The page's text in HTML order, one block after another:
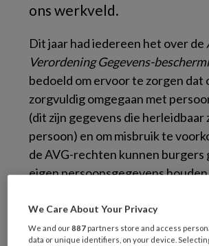
ons werkveld.
Dit jaar had iedereen het over de
Verordening Gegevens-
bedoeld om ervoor te zorgen dat
zorgvuldig omgegaan met
(dit zijn gegevens die herleidbaar
persoon) en om misbruik te
de AVG-rechten kunnen burgers
eigen persoonsgegevens
handhavingsbevoegdheden,
gevreesde boetes. Zeker in de
We Care About Your Privacy
We and our887 partners store and access
data or unique identifiers, on your device.